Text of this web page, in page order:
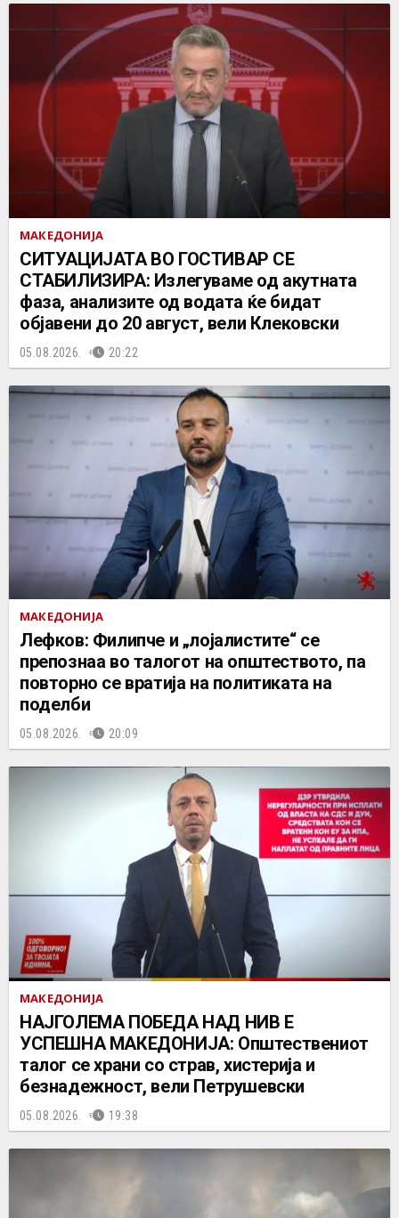
МАКЕДОНИЈА
СИТУАЦИЈАТА ВО ГОСТИВАР СЕ
СТАБИЛИЗИРА: Излегуваме од акутната
фаза, анализите од водата ќе бидат
објавени до 20 август, вели Клековски
05.08.2026. 20:22
МАКЕДОНИЈА
Лефков: Филипче и „лојалистите“ се
препознаа во талогот на општеството, па
повторно се вратија на политиката на
поделби
05.08.2026. 20:09
МАКЕДОНИЈА
НАЈГОЛЕМА ПОБЕДА НАД НИВ Е
УСПЕШНА МАКЕДОНИЈА: Општествениот
талог се храни со страв, хистерија и
безнадежност, вели Петрушевски
05.08.2026. 19:38